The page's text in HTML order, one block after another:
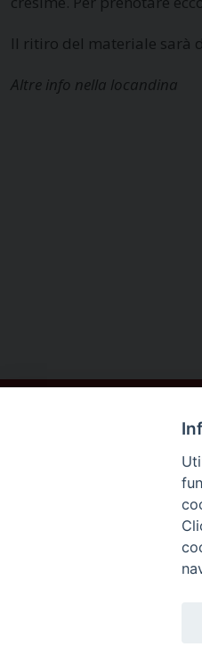
Il ritiro del materiale sarà
Altre info nella locandina